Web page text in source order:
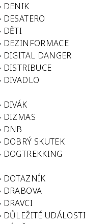
DENIK
DESATERO
DĚTI
DEZINFORMACE
DIGITAL DANGER
DISTRIBUCE
DIVADLO
DIVÁK
DIZMAS
DNB
DOBRÝ SKUTEK
DOGTREKKING
DOTAZNÍK
DRABOVA
DRAVCI
DŮLEŽITÉ UDÁLOSTI